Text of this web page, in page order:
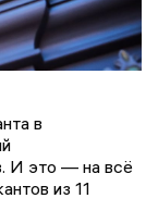
в
И это — на всё
из 11